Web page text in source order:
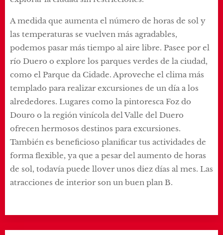
A medida que aumenta el número de horas de sol y
las temperaturas se vuelven más agradables,
podemos pasar más tiempo al aire libre. Pasee por el
río Duero o explore los parques verdes de la ciudad,
como el Parque da Cidade. Aproveche el clima más
templado para realizar excursiones de un día a los
alrededores. Lugares como la pintoresca Foz do
Douro o la región vinícola del Valle del Duero
ofrecen hermosos destinos para excursiones.
También es beneficioso planificar tus actividades de
forma flexible, ya que a pesar del aumento de horas
de sol, todavía puede llover unos diez días al mes. Las
atracciones de interior son un buen plan B.